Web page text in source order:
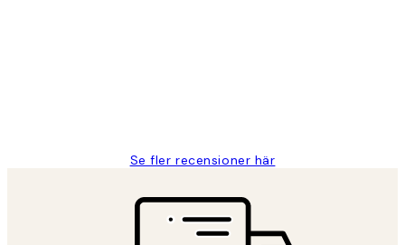
Se fler recensioner här